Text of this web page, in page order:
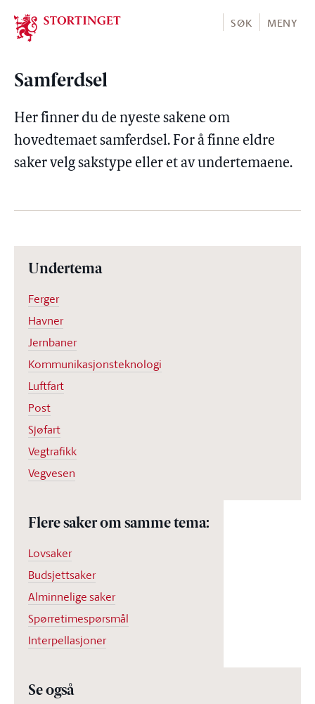
Stortinget.no
SØK MENY
Samferdsel
Her finner du de nyeste sakene om
hovedtemaet samferdsel. For å finne eldre
saker velg sakstype eller et av undertemaene.
Undertema
Ferger
Havner
Jernbaner
Kommunikasjonsteknologi
Luftfart
Post
Sjøfart
Vegtrafikk
Vegvesen
Flere saker om samme tema:
Lovsaker
Budsjettsaker
Alminnelige saker
Spørretimespørsmål
Interpellasjoner
Se også